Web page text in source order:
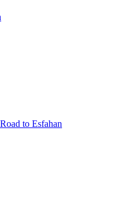
to Esfahan